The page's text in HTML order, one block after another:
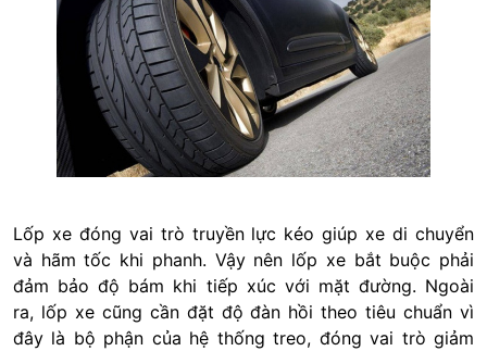
Lốp xe đóng vai trò truyền lực kéo giúp xe di chuyển
và hãm tốc khi phanh. Vậy nên lốp xe bắt buộc phải
đảm bảo độ bám khi tiếp xúc với mặt đường. Ngoài
ra, lốp xe cũng cần đặt độ đàn hồi theo tiêu chuẩn vì
đây là bộ phận của hệ thống treo, đóng vai trò giảm